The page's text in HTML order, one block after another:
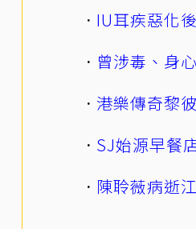
IU耳疾惡化
曾涉毒、身
港樂傳奇黎
SJ始源早餐
陳聆薇病逝